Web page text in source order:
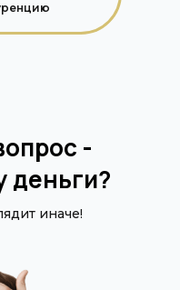
-
деньги?
иначе!